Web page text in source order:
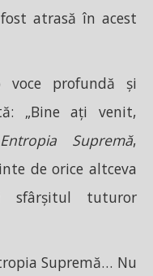
atrasă în acest
profundă și
„Bine ați venit,
Entropia Supremă,
de orice altceva
sfârșitul tuturor
Supremă… Nu